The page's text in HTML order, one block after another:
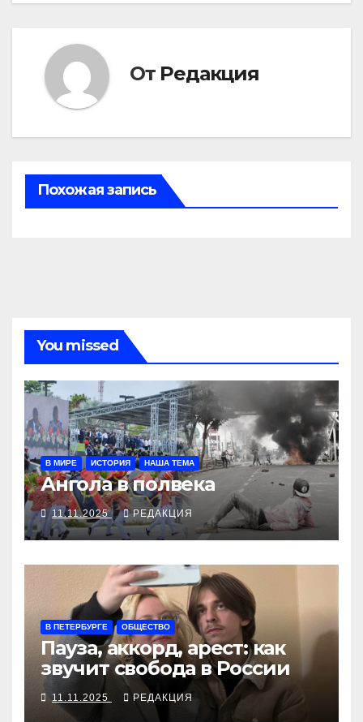
От Редакция
Похожая запись
You missed
В МИРЕ ИСТОРИЯ НАША ТЕМА
Ангола в полвека
11.11.2025 РЕДАКЦИЯ
В ПЕТЕРБУРГЕ ОБЩЕСТВО
Пауза, аккорд, арест: как
звучит свобода в России
11.11.2025 РЕДАКЦИЯ